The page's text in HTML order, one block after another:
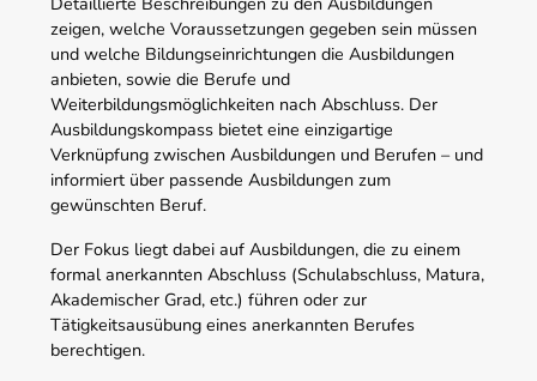
zeigen, welche Voraussetzungen gegeben sein müssen
und welche Bildungseinrichtungen die Ausbildungen
anbieten, sowie die Berufe und
Weiterbildungsmöglichkeiten nach Abschluss. Der
Ausbildungskompass bietet eine einzigartige
Verknüpfung zwischen Ausbildungen und Berufen – und
informiert über passende Ausbildungen zum
gewünschten Beruf.
Der Fokus liegt dabei auf Ausbildungen, die zu einem
formal anerkannten Abschluss (Schulabschluss, Matura,
Akademischer Grad, etc.) führen oder zur
Tätigkeitsausübung eines anerkannten Berufes
berechtigen.